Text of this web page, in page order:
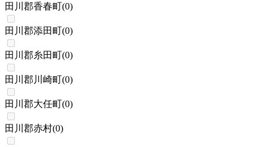
田川郡香春町(0)
田川郡添田町(0)
田川郡糸田町(0)
田川郡川崎町(0)
田川郡大任町(0)
田川郡赤村(0)